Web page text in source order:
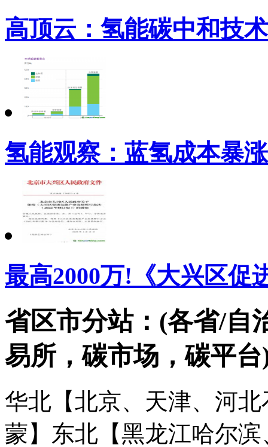
高顶云：氢能碳中和技
氢能观察：蓝氢成本暴
最高2000万!《大兴区促
省区市分站：(各省/自
易所，碳市场，碳平台
华北【北京、天津、河
蒙】 东北【黑龙江哈尔